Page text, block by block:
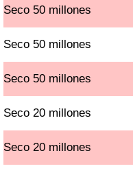
Seco 50 millones
Seco 50 millones
Seco 50 millones
Seco 20 millones
Seco 20 millones